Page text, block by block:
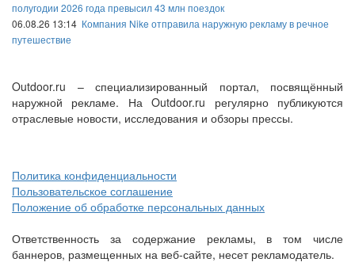
полугодии 2026 года превысил 43 млн поездок
06.08.26 13:14 Компания Nike отправила наружную рекламу в речное
путешествие
Outdoor.ru – специализированный портал, посвящённый
наружной рекламе. На Outdoor.ru регулярно публикуются
отраслевые новости, исследования и обзоры прессы.
Политика конфиденциальности
Пользовательское соглашение
Положение об обработке персональных данных
Ответственность за содержание рекламы, в том числе
баннеров, размещенных на веб-сайте, несет рекламодатель.